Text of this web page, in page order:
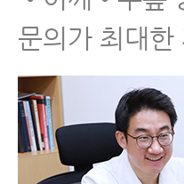
척추협착증
과를 못 믿
이 내용을 보
됩니다.
문의가 최대